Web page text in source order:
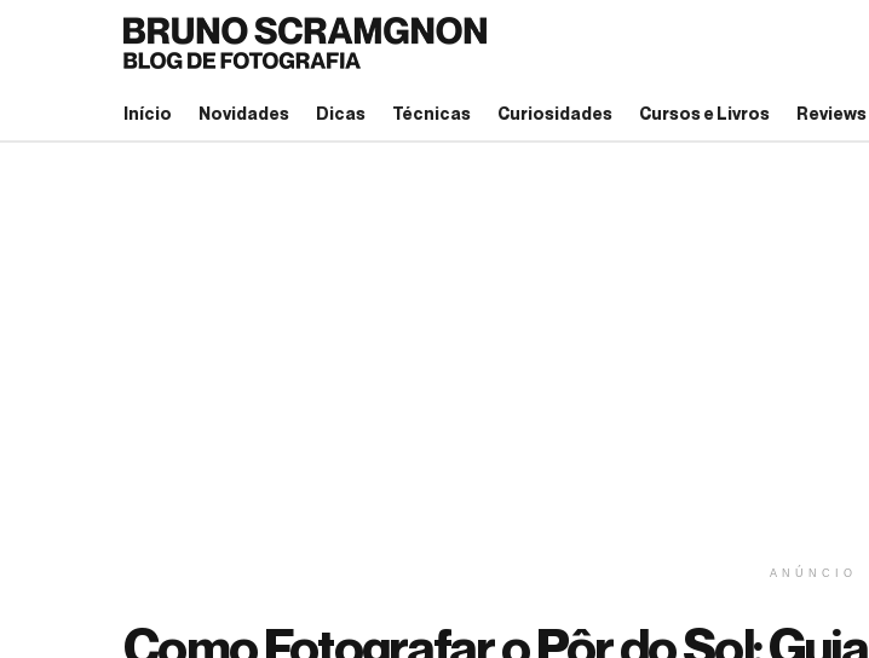
Início Novidades Dicas Técnicas Curiosidades Cursos e Livros Reviews
ANÚNCIO